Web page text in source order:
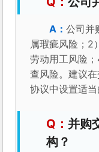
公司并
属瑕疵风险；2
劳动用工风险
查风险。建议
协议中设置适当
并购
构？